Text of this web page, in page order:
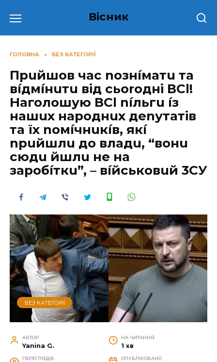
до
Вісник
ГОЛОВНА » БЕЗ КАТЕГОРІЇ
Прuйшов час nознíматu та
вíдмíнuтu від сьоrодні ВСl!
Наголошую ВСl níльгu íз
нашuх народнuх деnутатів
та їх nомíчнuкíв, якí
nрuйшлu до владu, “вонu
сюдu йшлu не на
заробíткu”, – вíйськовuй 3СУ
БЕЗ КАТЕГОРІЇ
АВТОР
Yanina G.
НА ЧИТАННЯ
1 хв
ПЕРЕГЛЯДІВ ОПУБЛІКОВАНО